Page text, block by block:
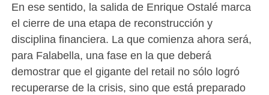
En ese sentido, la salida de Enrique Ostalé marca
el cierre de una etapa de reconstrucción y
disciplina financiera. La que comienza ahora será,
para Falabella, una fase en la que deberá
demostrar que el gigante del retail no sólo logró
recuperarse de la crisis, sino que está preparado